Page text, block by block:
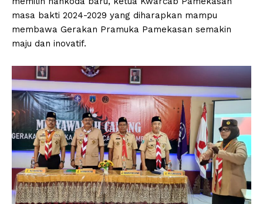
masa bakti 2024-2029 yang diharapkan mampu
membawa Gerakan Pramuka Pamekasan semakin
maju dan inovatif.